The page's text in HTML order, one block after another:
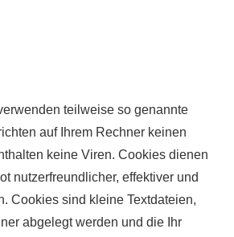
teilweise so genannte
auf Ihrem Rechner keinen
keine Viren. Cookies dienen
nutzerfreundlicher, effektiver und
Cookies sind kleine Textdateien,
abgelegt werden und die Ihr